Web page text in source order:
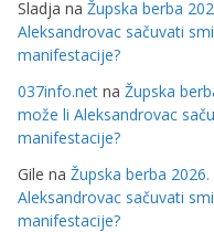
Sladja na Župska berba
Aleksandrovac sačuvati
manifestacije?
037info.net na Župska
može li Aleksandrovac
manifestacije?
Gile na Župska berba
Aleksandrovac sačuvati
manifestacije?